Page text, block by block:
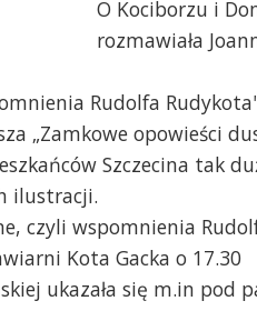
O Kociborzu i
rozmawiała
Rudolfa
„Zamkowe opowieści
Szczecina tak
ilustracji.
czyli wspomnienia
Kota Gacka o 17.30
ukazała się m.in pod